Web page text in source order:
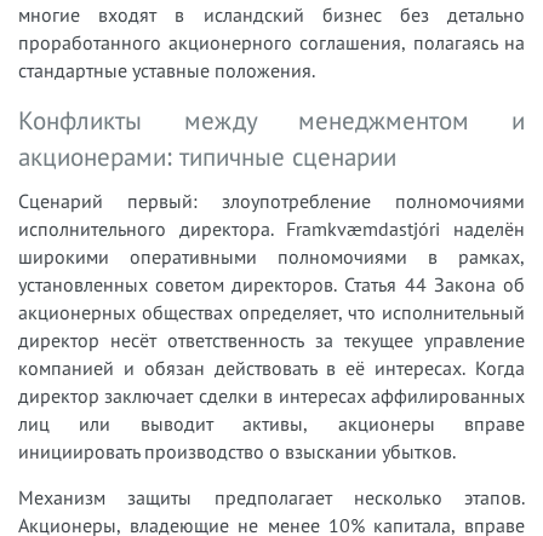
многие входят в исландский бизнес без детально
проработанного акционерного соглашения, полагаясь на
стандартные уставные положения.
Конфликты между менеджментом и
акционерами: типичные сценарии
Сценарий первый: злоупотребление полномочиями
исполнительного директора. Framkvæmdastjóri наделён
широкими оперативными полномочиями в рамках,
установленных советом директоров. Статья 44 Закона об
акционерных обществах определяет, что исполнительный
директор несёт ответственность за текущее управление
компанией и обязан действовать в её интересах. Когда
директор заключает сделки в интересах аффилированных
лиц или выводит активы, акционеры вправе
инициировать производство о взыскании убытков.
Механизм защиты предполагает несколько этапов.
Акционеры, владеющие не менее 10% капитала, вправе